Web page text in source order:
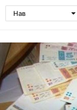
Нав